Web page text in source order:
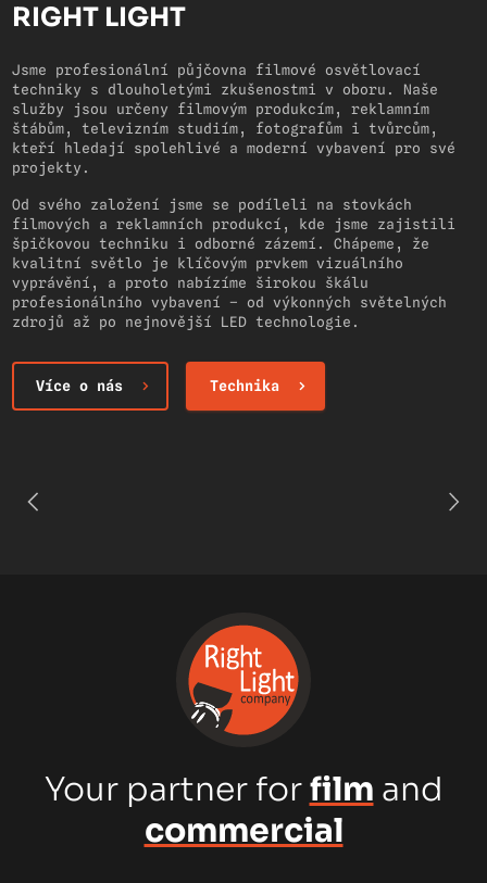
RIGHT LIGHT
Jsme profesionální půjčovna filmové osvětlovací
techniky s dlouholetými zkušenostmi v oboru. Naše
služby jsou určeny filmovým produkcím, reklamním
štábům, televizním studiím, fotografům i tvůrcům,
kteří hledají spolehlivé a moderní vybavení pro své
projekty.
Od svého založení jsme se podíleli na stovkách
filmových a reklamních produkcí, kde jsme zajistili
špičkovou techniku i odborné zázemí. Chápeme, že
kvalitní světlo je klíčovým prvkem vizuálního
vyprávění, a proto nabízíme širokou škálu
profesionálního vybavení – od výkonných světelných
zdrojů až po nejnovější LED technologie.
Více o nás Technika
Your partner forfilm and
commercial